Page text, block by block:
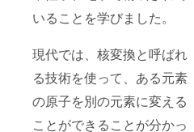
いることを学びました。
現代では、核変換と呼ばれ
る技術を使って、ある元素
の原子を別の元素に変える
ことができることが分かっ